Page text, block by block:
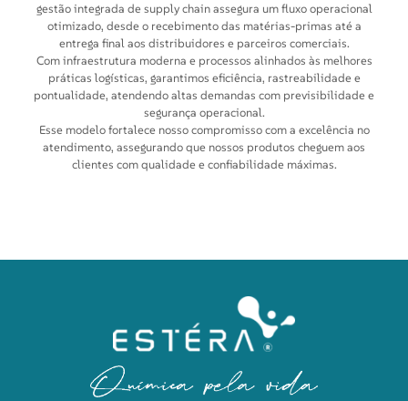
gestão integrada de supply chain assegura um fluxo operacional
otimizado, desde o recebimento das matérias-primas até a
entrega final aos distribuidores e parceiros comerciais.
Com infraestrutura moderna e processos alinhados às melhores
práticas logísticas, garantimos eficiência, rastreabilidade e
pontualidade, atendendo altas demandas com previsibilidade e
segurança operacional.
Esse modelo fortalece nosso compromisso com a excelência no
atendimento, assegurando que nossos produtos cheguem aos
clientes com qualidade e confiabilidade máximas.